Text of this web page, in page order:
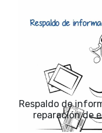
Respaldo de
reparación de